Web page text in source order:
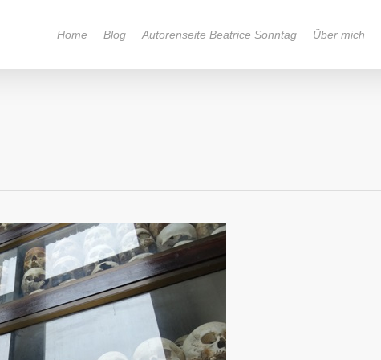
Home Blog Autorenseite Beatrice Sonntag Über mich